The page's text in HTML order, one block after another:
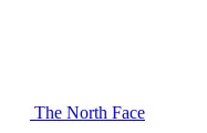
The North Face